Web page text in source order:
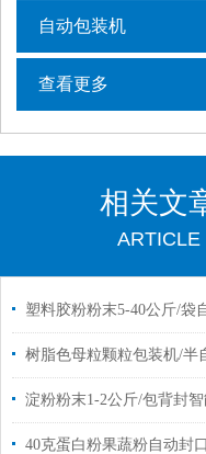
自动包装机
查看更多
相关文
ARTICLE